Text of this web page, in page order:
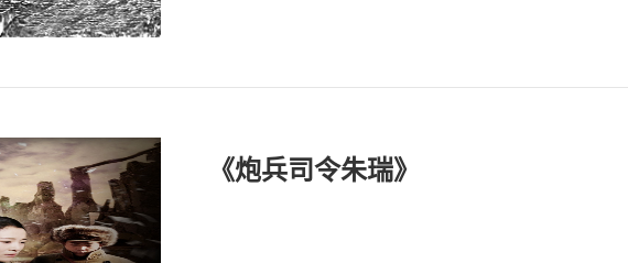
《炮兵司令朱瑞》